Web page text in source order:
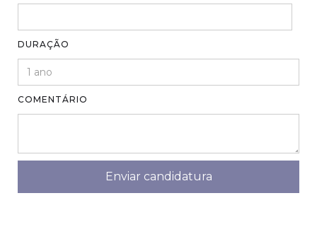
DURAÇÃO
COMENTÁRIO